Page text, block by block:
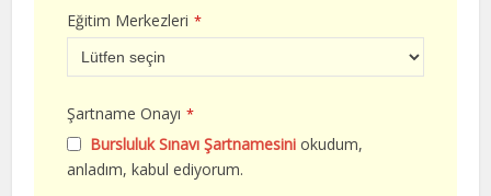
Eğitim Merkezleri *
Şartname Onayı *
Bursluluk Sınavı Şartnamesini okudum,
anladım, kabul ediyorum.